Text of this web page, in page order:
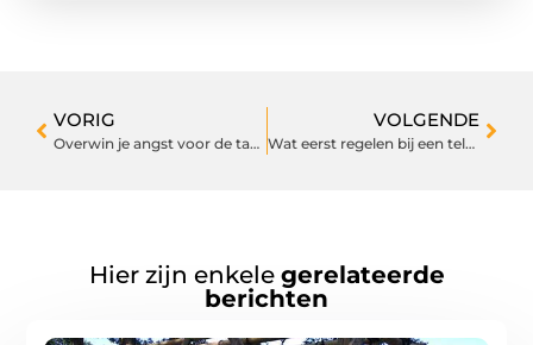
VORIG
Overwin je angst voor de tandarts: tips voor een rustig bezoek
VOLGENDE
Wat eerst regelen bij een telefoonservice: koppelen met systemen of opschalen
Hier zijn enkele gerelateerde
berichten